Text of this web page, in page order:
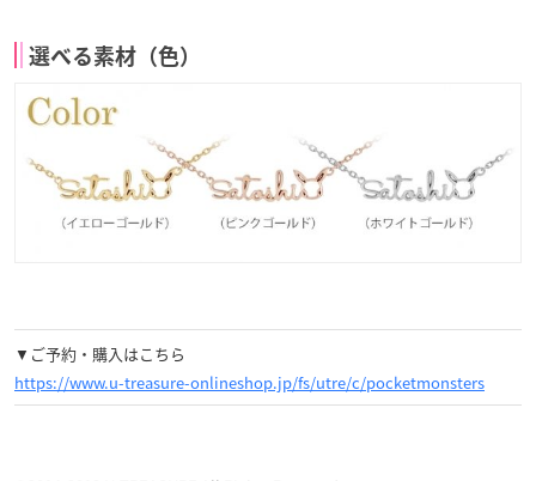
選べる素材（色）
▼ご予約・購入はこちら
https://www.u-treasure-onlineshop.jp/fs/utre/c/pocketmonsters